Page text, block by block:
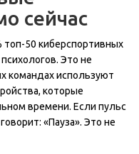
сейчас
топ-50 киберспортивных
Это не
командах используют
которые
времени. Если пульс
«Пауза». Это не